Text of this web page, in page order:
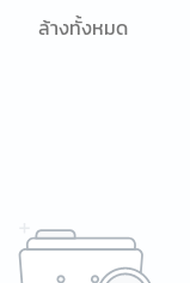
ล้างทั้งหมด